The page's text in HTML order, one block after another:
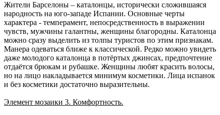
Жители Барселоны – каталонцы, исторически сложившаяся
народность на юго-западе Испании. Основные черты
характера - темперамент, непосредственность в выражении
чувств, мужчины галантны, женщины благородны. Каталонца
можно сразу выделить из толпы туристов по этим признакам.
Манера одеваться ближе к классической. Редко можно увидеть
даже молодого каталонца в потёртых джинсах, предпочтение
отдаётся брюкам и рубашке. Женщины любят красить волосы,
но на лицо накладывается минимум косметики. Лица испанок
и без косметики достаточно выразительны.
Элемент мозаики 3. Комфортность.